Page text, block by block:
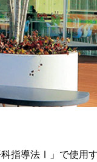
指導法Ⅰ」で使用